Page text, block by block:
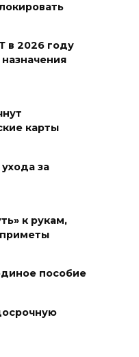
среди
в 2026 году
карты
за
к рукам,
пособие